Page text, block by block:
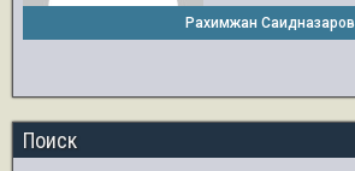
Рахимжан Саидназаров
Поиск